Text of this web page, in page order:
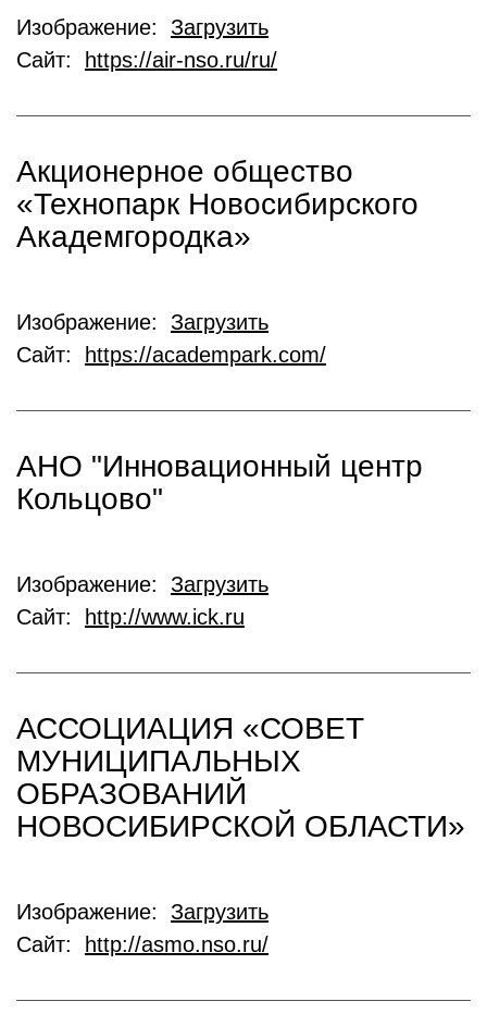
Изображение: Загрузить
Сайт:
https://air-nso.ru/ru/
Акционерное общество
«Технопарк Новосибирского
Академгородка»
Изображение: Загрузить
Сайт:
https://academpark.com/
АНО "Инновационный центр
Кольцово"
Изображение: Загрузить
Сайт:
http://www.ick.ru
АССОЦИАЦИЯ «СОВЕТ
МУНИЦИПАЛЬНЫХ
ОБРАЗОВАНИЙ
НОВОСИБИРСКОЙ ОБЛАСТИ»
Изображение: Загрузить
Сайт:
http://asmo.nso.ru/